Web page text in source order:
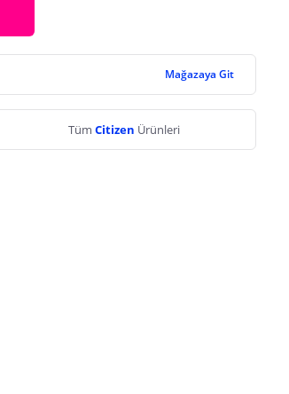
Mağazaya Git
Tüm Citizen Ürünleri